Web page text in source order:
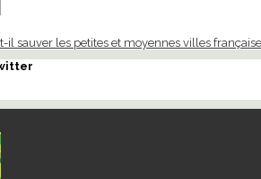
il sauver les petites et moyennes villes